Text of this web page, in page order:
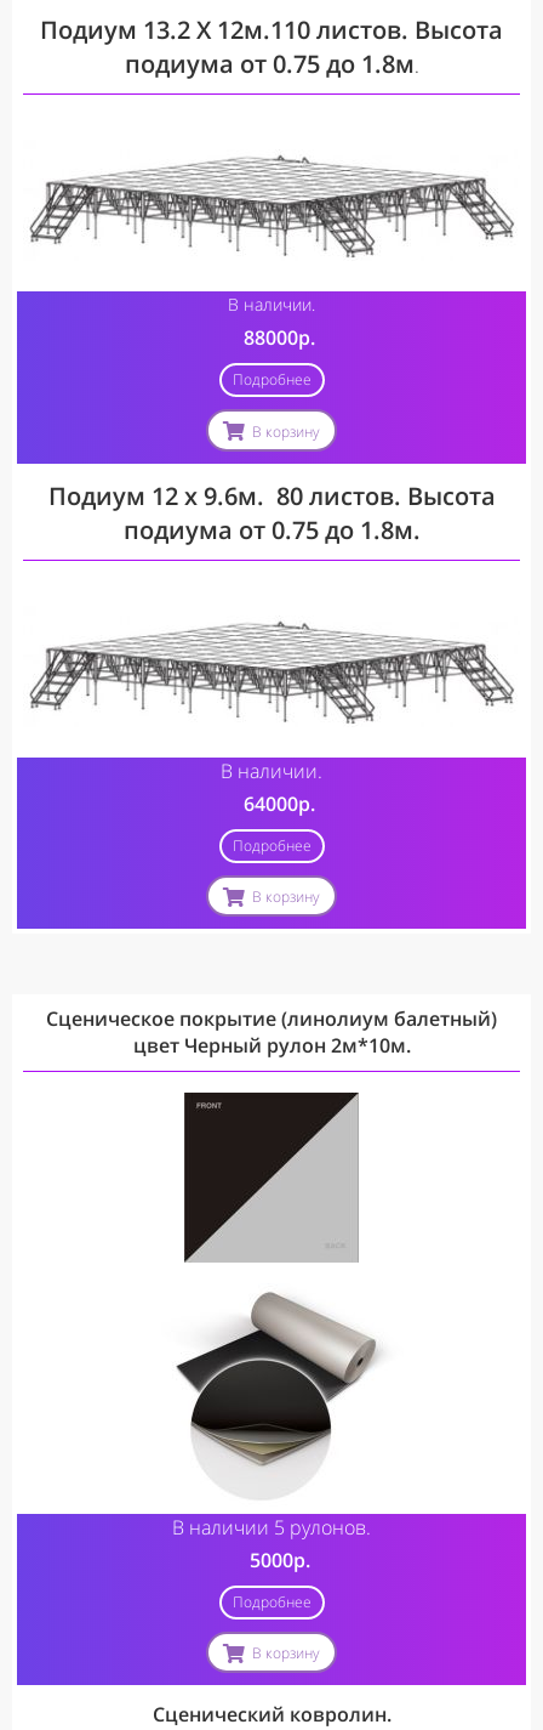
Подиум 13.2 Х 12м.110 листов. Высота
подиума от 0.75 до 1.8м.
В наличии.
88000р.
Подробнее
В корзину
Подиум 12 х 9.6м. 80 листов. Высота
подиума от 0.75 до 1.8м.
В наличии.
64000р.
Подробнее
В корзину
Сценическое покрытие (линолиум балетный)
цвет Черный рулон 2м*10м.
В наличии 5 рулонов.
5000р.
Подробнее
В корзину
Сценический ковролин.